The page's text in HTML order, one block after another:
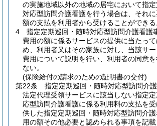
の実施地域以外の地域の居宅において指
対応型訪問介護看護を行う場合は、それ
額の支払を利用者から受けることができる
4
指定定期巡回・随時対応型訪問介護看護
費用の額に係るサービスの提供に当たっ
め、利用者又はその家族に対し、当該サ
費用について説明を行い、利用者の同意
ない。
(保険給付の請求のための証明書の交付)
第22条
指定定期巡回・随時対応型訪問介護
法定代理受領サービスに該当しない指定
応型訪問介護看護に係る利用料の支払を
供した指定定期巡回・随時対応型訪問介
用の額その他必要と認められる事項を記